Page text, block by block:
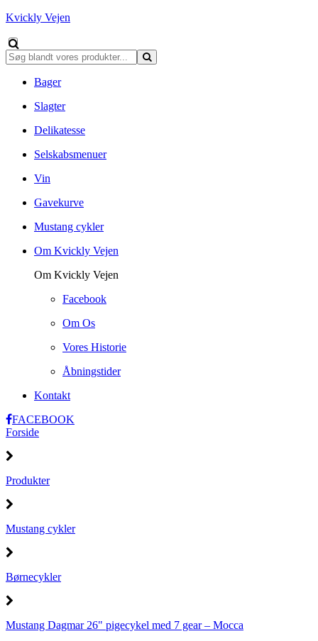
Kvickly Vejen
Bager
Slagter
Delikatesse
Selskabsmenuer
Vin
Gavekurve
Mustang cykler
Om Kvickly Vejen
Om Kvickly Vejen
Facebook
Om Os
Vores Historie
Åbningstider
Kontakt
FACEBOOK
Forside
Produkter
Mustang cykler
Børnecykler
Mustang Dagmar 26" pigecykel med 7 gear – Mocca